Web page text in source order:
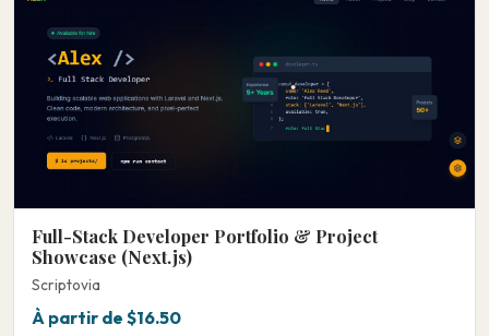
Full-Stack Developer Portfolio & Project
Showcase (Next.js)
Scriptovia
À partir de $16.50